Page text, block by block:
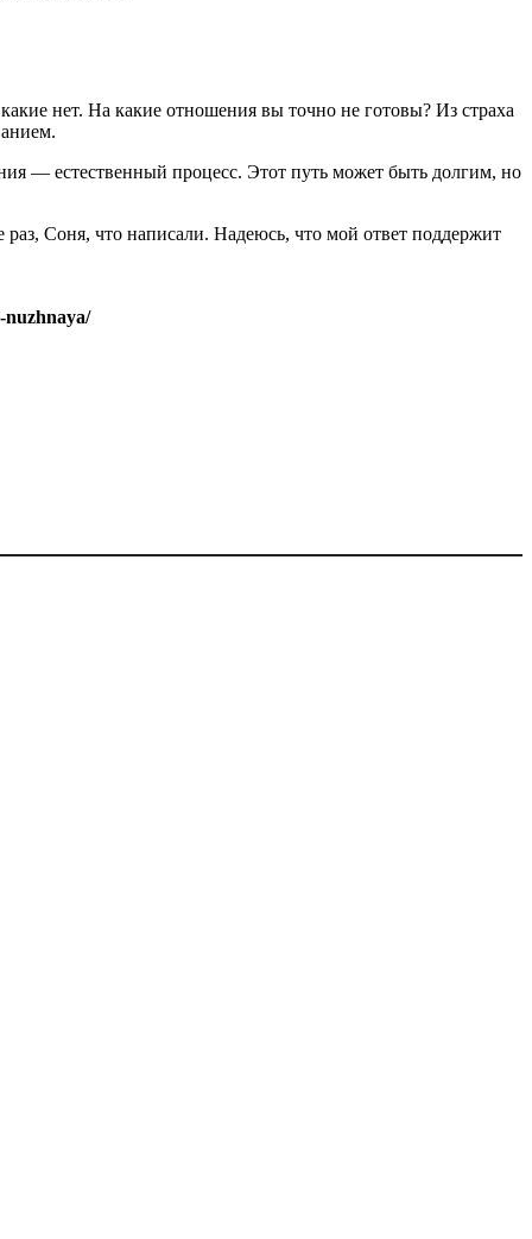
нет. На какие отношения вы точно не готовы? Из страха
— естественный процесс. Этот путь может быть долгим, но
Соня, что написали. Надеюсь, что мой ответ поддержит
nuzhnaya/